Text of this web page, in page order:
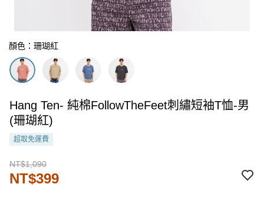
顏色：珊瑚紅
Hang Ten- 純棉FollowTheFeet刺繡短袖T恤-男
(珊瑚紅)
超取免運費
NT$1,090
NT$399